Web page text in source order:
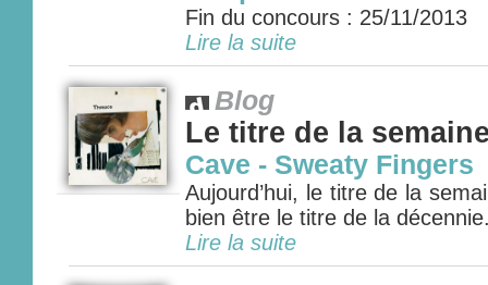
Fin du concours : 25/11/2013
Lire la suite
Blog
Le titre de la
Cave - Sweaty Fingers
Aujourd’hui, le titre de la
bien être le titre de la
Lire la suite